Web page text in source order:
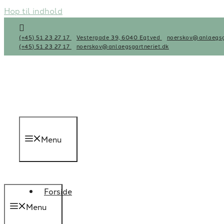
Hop til indhold
(+45) 51 23 27 17 Vestergade 39, 6040 Egtved
(+45) 51 23 27 17
noerskov@anlaegsgartneriet.dk
Menu
Forside
Menu